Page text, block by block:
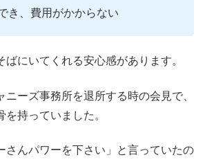
き、費用がかからない
ばにいてくれる安心感があります。
ニーズ事務所を退所する時の会見で、
持っていました。
さんパワーを下さい」と言っていたの